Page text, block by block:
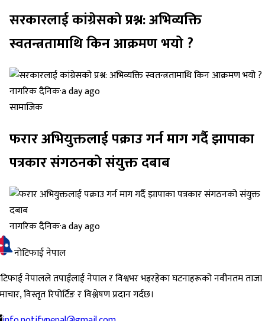
सरकारलाई कांग्रेसको प्रश्न: अभिव्यक्ति
स्वतन्त्रतामाथि किन आक्रमण भयो ?
नागरिक दैनिक·a day ago
सामाजिक
फरार अभियुक्तलाई पक्राउ गर्न माग गर्दै झापाका
पत्रकार संगठनको संयुक्त दबाब
नागरिक दैनिक·a day ago
नोटिफाई नेपाल
नेपालले तपाईंलाई नेपाल र विश्वभर भइरहेका घटनाहरूको नवीनतम ताजा
विस्तृत रिपोर्टिङ र विश्लेषण प्रदान गर्दछ।